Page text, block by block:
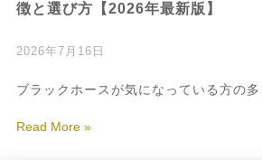
徴と選び方【2026年最新版】
2026年7月16日
ブラックホースが気になっている方の多
Read More »